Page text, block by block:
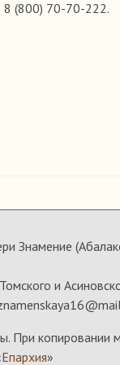
8 (800) 70-70-222.
Знамение
и
При копировании
Епархия»